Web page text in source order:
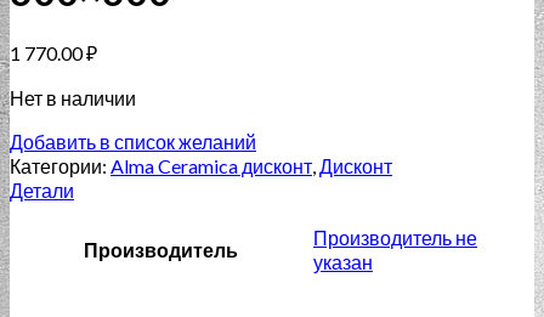
1 770.00₽
Нет в наличии
Добавить в список желаний
Категории: Alma Ceramica дисконт,Дисконт
Детали
Производитель
Производитель не
указан